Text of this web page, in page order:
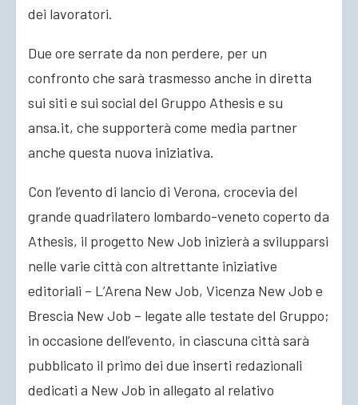
dei lavoratori.
Due ore serrate da non perdere, per un
confronto che sarà trasmesso anche in diretta
sui siti e sui social del Gruppo Athesis e su
ansa.it, che supporterà come media partner
anche questa nuova iniziativa.
Con l’evento di lancio di Verona, crocevia del
grande quadrilatero lombardo-veneto coperto da
Athesis, il progetto New Job inizierà a svilupparsi
nelle varie città con altrettante iniziative
editoriali – L’Arena New Job, Vicenza New Job e
Brescia New Job – legate alle testate del Gruppo;
in occasione dell’evento, in ciascuna città sarà
pubblicato il primo dei due inserti redazionali
dedicati a New Job in allegato al relativo